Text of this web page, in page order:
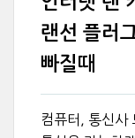
랜선 플러
빠질때
컴퓨터, 통신사